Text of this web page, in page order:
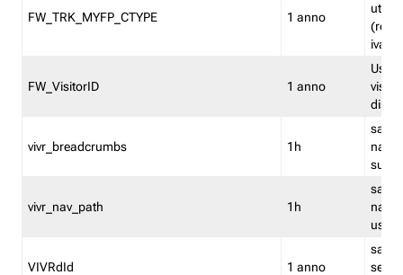
FW_TRK_MYFP_CTYPE 1 anno
iva/
FW_VisitorID 1 anno
vivr_breadcrumbs 1h
salva
su
vivr_nav_path 1h
salva
VIVRdId 1 anno
salva